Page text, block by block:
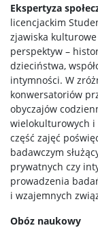
Ekspertyza
licencjackim
zjawiska
perspektyw –
dzieciństwa,
intymności. W
konwersatoriów
obyczajów
wielokulturowych i
część zajęć
badawczym
prywatnych czy
prowadzenia
i wzajemnych
Obóz naukowy